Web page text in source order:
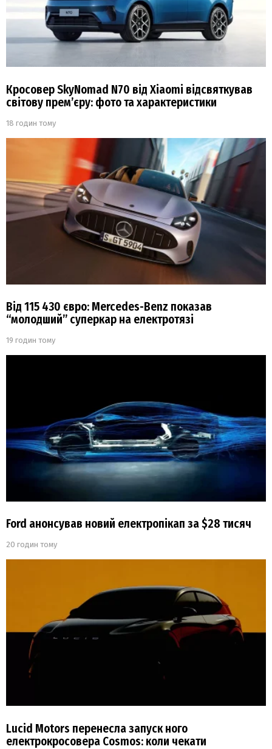
Кросовер SkyNomad N70 від Xiaomi відсвяткував
світову прем’єру: фото та характеристики
18 годин тому
Від 115 430 євро: Mercedes-Benz показав
“молодший” суперкар на електротязі
19 годин тому
Ford анонсував новий електропікап за $28 тисяч
20 годин тому
Lucid Motors перенесла запуск ного
електрокросовера Cosmos: коли чекати